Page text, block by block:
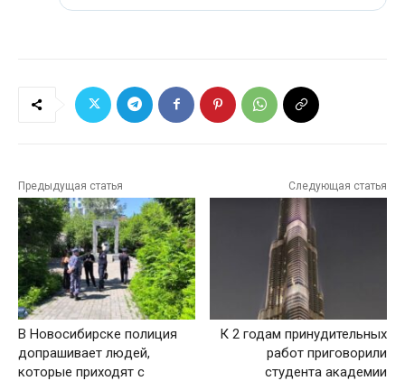
Предыдущая статья
В Новосибирске полиция
допрашивает людей,
которые приходят с
Следующая статья
К 2 годам принудительных
работ приговорили
студента академии